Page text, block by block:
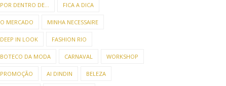
POR DENTRO DE... FICA A DICA
O MERCADO MINHA NECESSAIRE
DEEP IN LOOK FASHION RIO
BOTECO DA MODA CARNAVAL WORKSHOP
PROMOÇÃO AI DINDIN BELEZA